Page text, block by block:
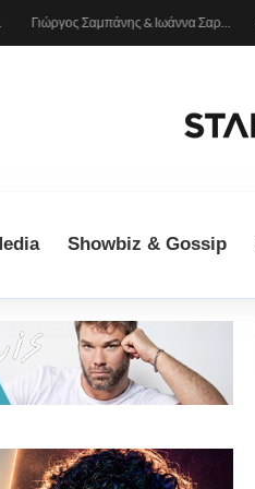
Γιώργος Σαμπάνης & Ιωάννα Σαρρή: Ρομαντική απόδραση στη Λεμεσό (Δείτε φωτογραφίες)
Showbiz & Gossip